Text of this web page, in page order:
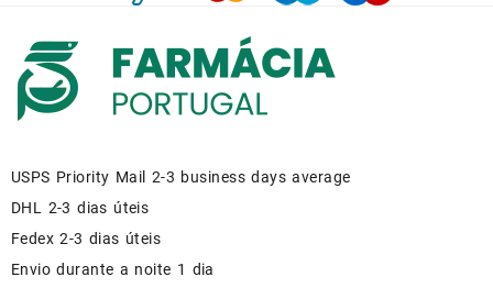
USPS Priority Mail 2-3 business days average
DHL 2-3 dias úteis
Fedex 2-3 dias úteis
Envio durante a noite 1 dia